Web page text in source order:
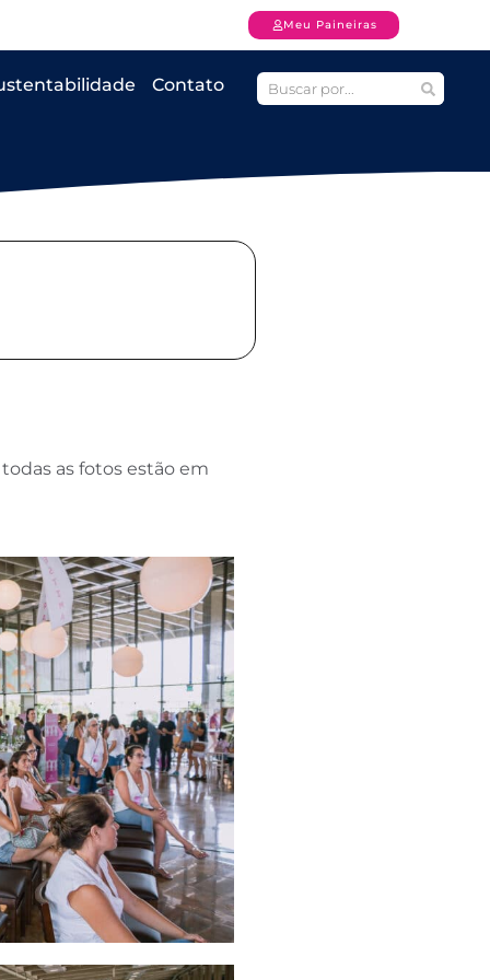
Meu Paineiras
Contato
as fotos estão em